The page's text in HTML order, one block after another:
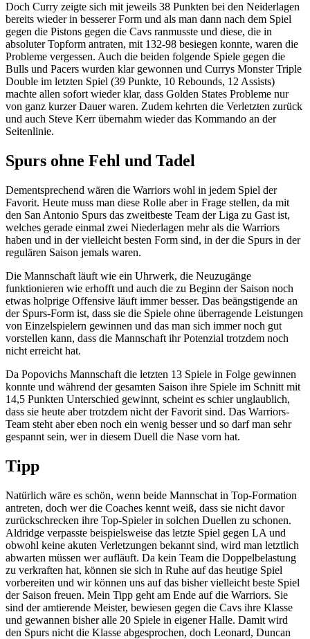
Doch Curry zeigte sich mit jeweils 38 Punkten bei den Neiderlagen
bereits wieder in besserer Form und als man dann nach dem Spiel
gegen die Pistons gegen die Cavs ranmusste und diese, die in
absoluter Topform antraten, mit 132-98 besiegen konnte, waren die
Probleme vergessen. Auch die beiden folgende Spiele gegen die
Bulls und Pacers wurden klar gewonnen und Currys Monster Triple
Double im letzten Spiel (39 Punkte, 10 Rebounds, 12 Assists)
machte allen sofort wieder klar, dass Golden States Probleme nur
von ganz kurzer Dauer waren. Zudem kehrten die Verletzten zurück
und auch Steve Kerr übernahm wieder das Kommando an der
Seitenlinie.
Spurs ohne Fehl und Tadel
Dementsprechend wären die Warriors wohl in jedem Spiel der
Favorit. Heute muss man diese Rolle aber in Frage stellen, da mit
den San Antonio Spurs das zweitbeste Team der Liga zu Gast ist,
welches gerade einmal zwei Niederlagen mehr als die Warriors
haben und in der vielleicht besten Form sind, in der die Spurs in der
regulären Saison jemals waren.
Die Mannschaft läuft wie ein Uhrwerk, die Neuzugänge
funktionieren wie erhofft und auch die zu Beginn der Saison noch
etwas holprige Offensive läuft immer besser. Das beängstigende an
der Spurs-Form ist, dass sie die Spiele ohne überragende Leistungen
von Einzelspielern gewinnen und das man sich immer noch gut
vorstellen kann, dass die Mannschaft ihr Potenzial trotzdem noch
nicht erreicht hat.
Da Popovichs Mannschaft die letzten 13 Spiele in Folge gewinnen
konnte und während der gesamten Saison ihre Spiele im Schnitt mit
14,5 Punkten Unterschied gewinnt, scheint es schier unglaublich,
dass sie heute aber trotzdem nicht der Favorit sind. Das Warriors-
Team steht aber eben noch ein wenig besser und so darf man sehr
gespannt sein, wer in diesem Duell die Nase vorn hat.
Tipp
Natürlich wäre es schön, wenn beide Mannschat in Top-Formation
antreten, doch wer die Coaches kennt weiß, dass sie nicht davor
zurückschrecken ihre Top-Spieler in solchen Duellen zu schonen.
Aldridge verpasste beispielsweise das letzte Spiel gegen LA und
obwohl keine akuten Verletzungen bekannt sind, wird man letztlich
abwarten müssen wer aufläuft. Da kein Team die Doppelbelastung
zu verkraften hat, können sie sich in Ruhe auf das heutige Spiel
vorbereiten und wir können uns auf das bisher vielleicht beste Spiel
der Saison freuen. Mein Tipp geht am Ende auf die Warriors. Sie
sind der amtierende Meister, bewiesen gegen die Cavs ihre Klasse
und gewannen bisher alle 20 Spiele in eigener Halle. Damit wird
den Spurs nicht die Klasse abgesprochen, doch Leonard, Duncan